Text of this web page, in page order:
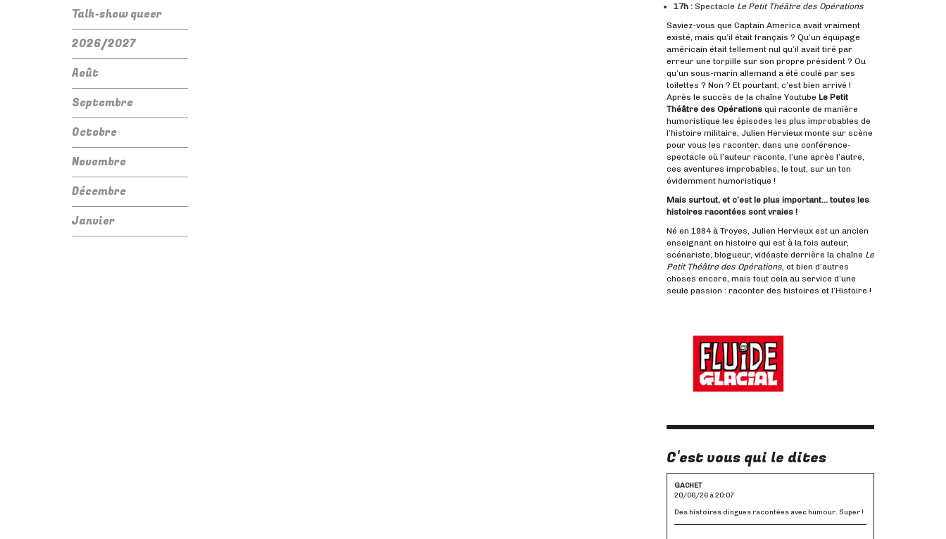
Talk-show queer
2026/2027
Août
Septembre
Octobre
Novembre
Décembre
Janvier
17h :Spectacle Le Petit Théâtre des Opérations
Saviez-vous que Captain America avait vraiment
existé, mais qu’il était français ? Qu’un équipage
américain était tellement nul qu’il avait tiré par
erreur une torpille sur son propre président ? Ou
qu’un sous-marin allemand a été coulé par ses
toilettes ? Non ? Et pourtant, c’est bien arrivé !
Après le succès de la chaîne Youtube Le Petit
Théâtre des Opérationsqui raconte de manière
humoristique les épisodes les plus improbables de
l’histoire militaire, Julien Hervieux monte sur scène
pour vous les raconter, dans une conférence-
spectacle où l’auteur raconte, l’une après l’autre,
ces aventures improbables, le tout, sur un ton
évidemment humoristique !
Mais surtout, et c’est le plus important… toutes les
histoires racontées sont vraies !
Né en 1984 à Troyes, Julien Hervieux est un ancien
enseignant en histoire qui est à la fois auteur,
scénariste, blogueur, vidéaste derrière la chaîne Le
Petit Théâtre des Opérations, et bien d’autres
choses encore, mais tout cela au service d’une
seule passion : raconter des histoires et l’Histoire !
C'est vous qui le dites
GACHET
20/06/26 à 20:07
Des histoires dingues racontées avec humour. Super !